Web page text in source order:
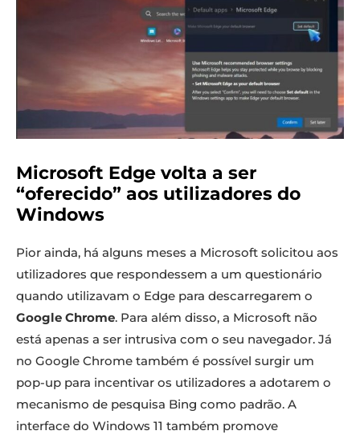
Microsoft Edge volta a ser
“oferecido” aos utilizadores do
Windows
Pior ainda, há alguns meses a Microsoft solicitou aos
utilizadores que respondessem a um questionário
quando utilizavam o Edge para descarregarem o
Google Chrome. Para além disso, a Microsoft não
está apenas a ser intrusiva com o seu navegador. Já
no Google Chrome também é possível surgir um
pop-up para incentivar os utilizadores a adotarem o
mecanismo de pesquisa Bing como padrão. A
interface do Windows 11 também promove